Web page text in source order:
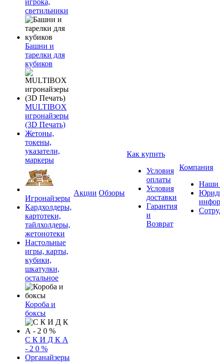
светильники
Башни и
тарелки для
кубиков
MULTIBOX
игронайзеры
(3D Печать)
Жетоны,
токены,
указатели,
маркеры
Игронайзеры
Кардхолдеры,
картотеки,
тайлхолдеры,
жетонотеки
Настольные
игры, карты,
кубики,
шкатулки,
остальное
Короба и
боксы
С К И Д К А
- 2 0 %
Органайзеры
Акции Обзоры
Как купить
Условия
оплаты
Условия
доставки
Гарантия
и
Возврат
Компания
Наши